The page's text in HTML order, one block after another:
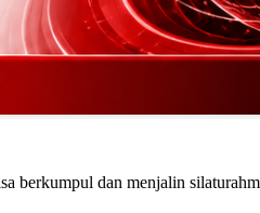
berkumpul dan menjalin